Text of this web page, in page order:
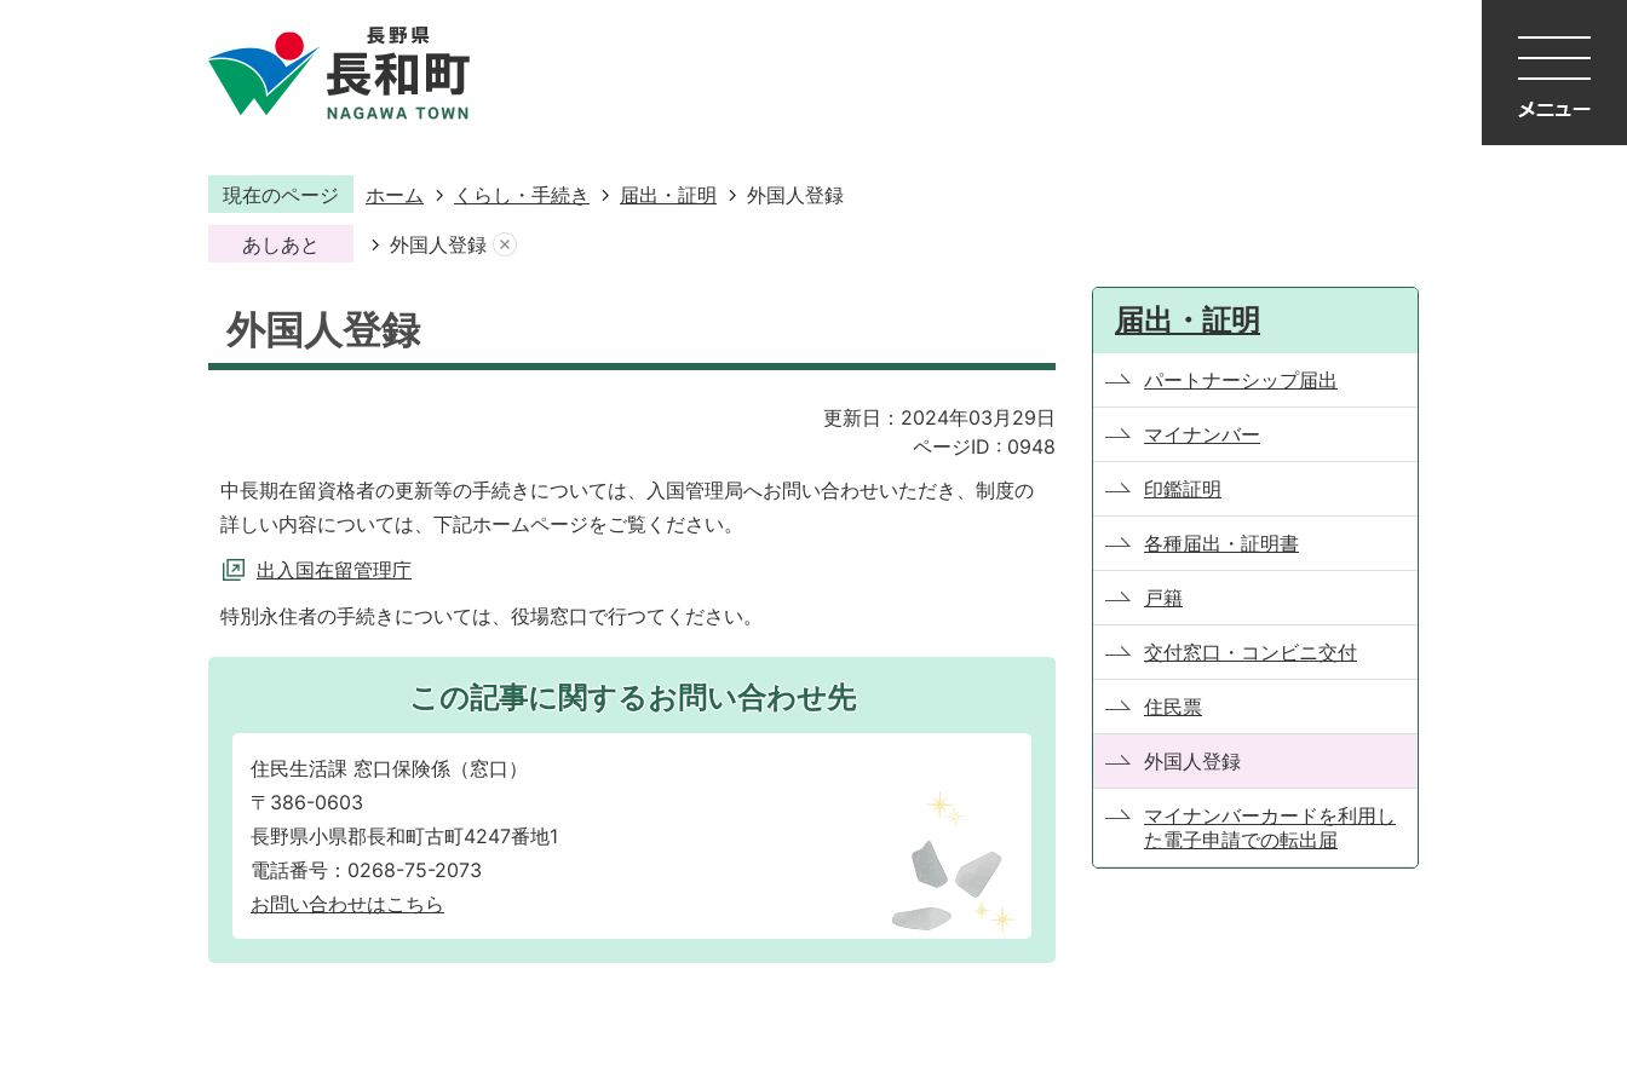
現在のページ ホーム くらし・手続き 届出・証明 外国人登録
あしあと 外国人登録
外国人登録
更新日：2024年03月29日
ページID : 0948
中長期在留資格者の更新等の手続きについては、入国管理局へお問い合わせいただき、制度の
詳しい内容については、下記ホームページをご覧ください。
出入国在留管理庁
特別永住者の手続きについては、役場窓口で行つてください。
この記事に関するお問い合わせ先
住民生活課 窓口保険係（窓口）
〒386-0603
長野県小県郡長和町古町4247番地1
電話番号：0268-75-2073
お問い合わせはこちら
届出・証明
パートナーシップ届出
マイナンバー
印鑑証明
各種届出・証明書
戸籍
交付窓口・コンビニ交付
住民票
外国人登録
マイナンバーカードを利用し
た電子申請での転出届